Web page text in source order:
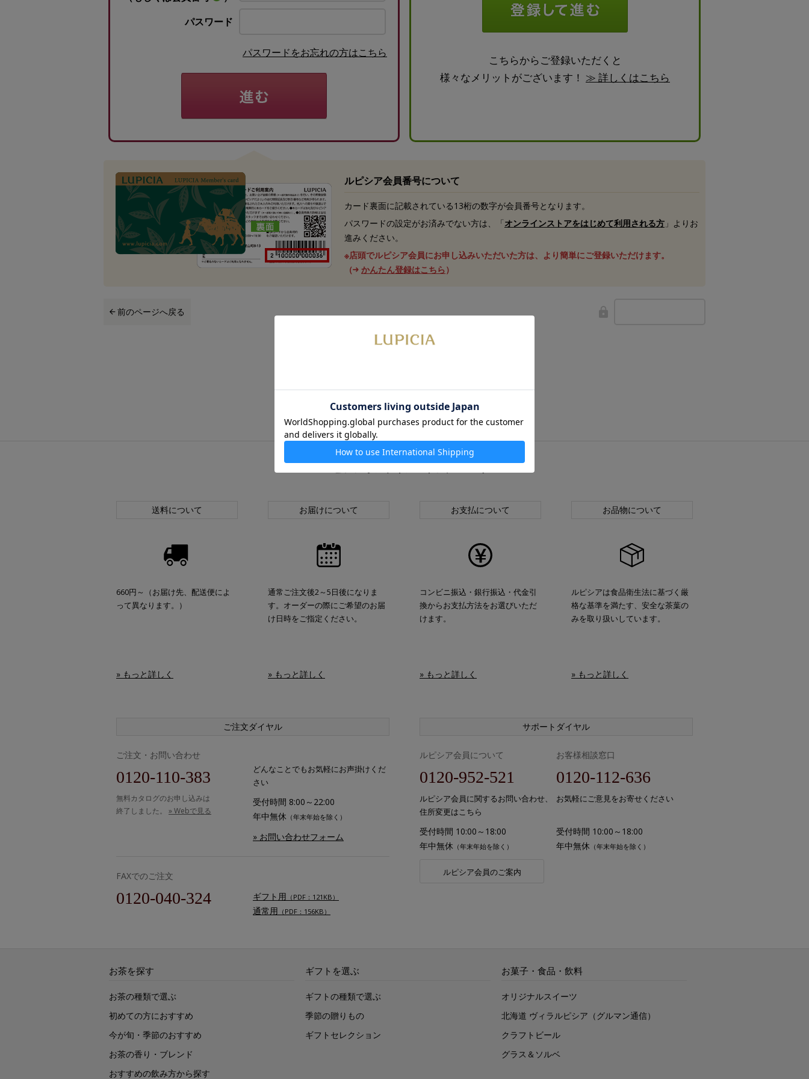
パスワード
パスワードをお忘れの方はこちら
こちらからご登録いただくと
様々なメリットがございます！ ≫ 詳しくはこちら
ルピシア会員番号について
カード裏面に記載されている13桁の数字が会員番号となります。
パスワードの設定がお済みでない方は、「オンラインストアをはじめて利用される方 」よりお
進みください。
※店頭でルピシア会員にお申し込みいただいた方は、より簡単にご登録いただけます。
（
かんたん登録はこちら）
前のページへ戻る
送料について
660円～（お届け先、配送便によ
って異なります。）
» もっと詳しく
お届けについて
通常ご注文後2～5日後になりま
す。オーダーの際にご希望のお届
け日時をご指定ください。
» もっと詳しく
お支払について
コンビニ振込・銀行振込・代金引
換からお支払方法をお選びいただ
けます。
» もっと詳しく
お品物について
ルピシアは食品衛生法に基づく厳
格な基準を満たす、安全な茶葉の
みを取り扱いしています。
» もっと詳しく
ご注文ダイヤル
ご注文・お問い合わせ
0120-110-383
無料カタログのお申し込みは
終了しました。 » Webで見る
どんなことでもお気軽にお声掛けくだ
さい
受付時間 8:00～22:00
年中無休 （年末年始を除く）
» お問い合わせフォーム
FAXでのご注文
0120-040-324 ギフト用 （PDF：121KB）
通常用 （PDF：156KB）
サポートダイヤル
ルピシア会員について
0120-952-521
ルピシア会員に関するお問い合わせ、
住所変更はこちら
受付時間 10:00～18:00
年中無休 （年末年始を除く）
ルピシア会員のご案内
お客様相談窓口
0120-112-636
お気軽にご意見をお寄せください
受付時間 10:00～18:00
年中無休 （年末年始を除く）
お茶を探す
お茶の種類で選ぶ
初めての方におすすめ
今が旬・季節のおすすめ
お茶の香り・ブレンド
おすすめの飲み方から探す
ギフトを選ぶ
ギフトの種類で選ぶ
季節の贈りもの
ギフトセレクション
お菓子・食品・飲料
オリジナルスイーツ
北海道 ヴィラルピシア（グルマン通信）
クラフトビール
グラス＆ソルベ